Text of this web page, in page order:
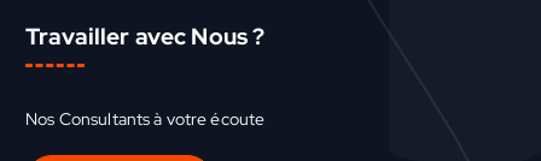
Travailler avec Nous ?
Nos Consultants à votre écoute